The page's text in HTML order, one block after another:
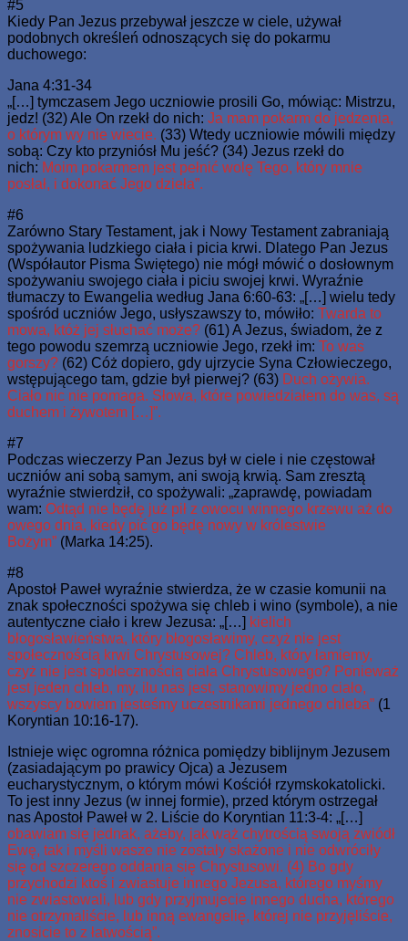
#5
Kiedy Pan Jezus przebywał jeszcze w ciele, używał
podobnych określeń odnoszących się do pokarmu
duchowego:
Jana 4:31-34
„[…] tymczasem Jego uczniowie prosili Go, mówiąc: Mistrzu,
jedz! (32) Ale On rzekł do nich: Ja mam pokarm do jedzenia,
o którym wy nie wiecie. (33) Wtedy uczniowie mówili między
sobą: Czy kto przyniósł Mu jeść? (34) Jezus rzekł do
nich: Moim pokarmem jest pełnić wolę Tego, który mnie
posłał, i dokonać Jego dzieła”.
#6
Zarówno Stary Testament, jak i Nowy Testament zabraniają
spożywania ludzkiego ciała i picia krwi. Dlatego Pan Jezus
(Współautor Pisma Świętego) nie mógł mówić o dosłownym
spożywaniu swojego ciała i piciu swojej krwi. Wyraźnie
tłumaczy to Ewangelia według Jana 6:60-63: „[…] wielu tedy
spośród uczniów Jego, usłyszawszy to, mówiło: Twarda to
mowa, któż jej słuchać może? (61) A Jezus, świadom, że z
tego powodu szemrzą uczniowie Jego, rzekł im: To was
gorszy? (62) Cóż dopiero, gdy ujrzycie Syna Człowieczego,
wstępującego tam, gdzie był pierwej? (63) Duch ożywia.
Ciało nic nie pomaga. Słowa, które powiedziałem do was, są
duchem i żywotem […]”.
#7
Podczas wieczerzy Pan Jezus był w ciele i nie częstował
uczniów ani sobą samym, ani swoją krwią. Sam zresztą
wyraźnie stwierdził, co spożywali: „zaprawdę, powiadam
wam: Odtąd nie będę już pił z owocu winnego krzewu aż do
owego dnia, kiedy pić go będę nowy w królestwie
Bożym” (Marka 14:25).
#8
Apostoł Paweł wyraźnie stwierdza, że w czasie komunii na
znak społeczności spożywa się chleb i wino (symbole), a nie
autentyczne ciało i krew Jezusa: „[…] kielich
błogosławieństwa, który błogosławimy, czyż nie jest
społecznością krwi Chrystusowej? Chleb, który łamiemy,
czyż nie jest społecznością ciała Chrystusowego? Ponieważ
jest jeden chleb, my, ilu nas jest, stanowimy jedno ciało,
wszyscy bowiem jesteśmy uczestnikami jednego chleba” (1
Koryntian 10:16-17).
Istnieje więc ogromna różnica pomiędzy biblijnym Jezusem
(zasiadającym po prawicy Ojca) a Jezusem
eucharystycznym, o którym mówi Kościół rzymskokatolicki.
To jest inny Jezus (w innej formie), przed którym ostrzegał
nas Apostoł Paweł w 2. Liście do Koryntian 11:3-4: „[…]
obawiam się jednak, ażeby, jak wąż chytrością swoją zwiódł
Ewę, tak i myśli wasze nie zostały skażone i nie odwróciły
się od szczerego oddania się Chrystusowi. (4) Bo gdy
przychodzi ktoś i zwiastuje innego Jezusa, którego myśmy
nie zwiastowali, lub gdy przyjmujecie innego ducha, którego
nie otrzymaliście, lub inną ewangelię, której nie przyjęliście,
znosicie to z łatwością”.